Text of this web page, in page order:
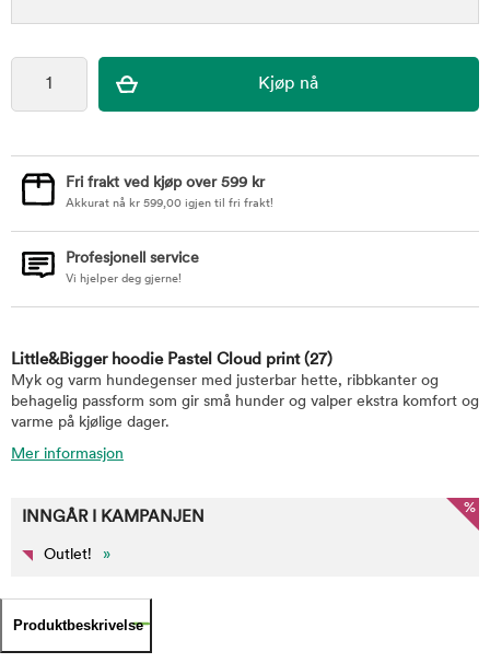
Fri frakt ved kjøp over 599 kr
Akkurat nå kr 599,00 igjen til fri frakt!
Profesjonell service
Vi hjelper deg gjerne!
Little&Bigger hoodie Pastel Cloud print (27)
Myk og varm hundegenser med justerbar hette, ribbkanter og
behagelig passform som gir små hunder og valper ekstra komfort og
varme på kjølige dager.
Mer informasjon
%
INNGÅR I KAMPANJEN
Outlet! »
Produktbeskrivelse